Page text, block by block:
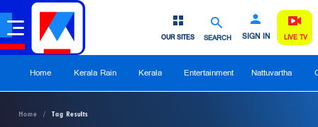
SEARCH SIGN IN
OUR SITES LIVE TV
Home Kerala Rain Kerala Entertainment Nattuvartha
Home Tag Results